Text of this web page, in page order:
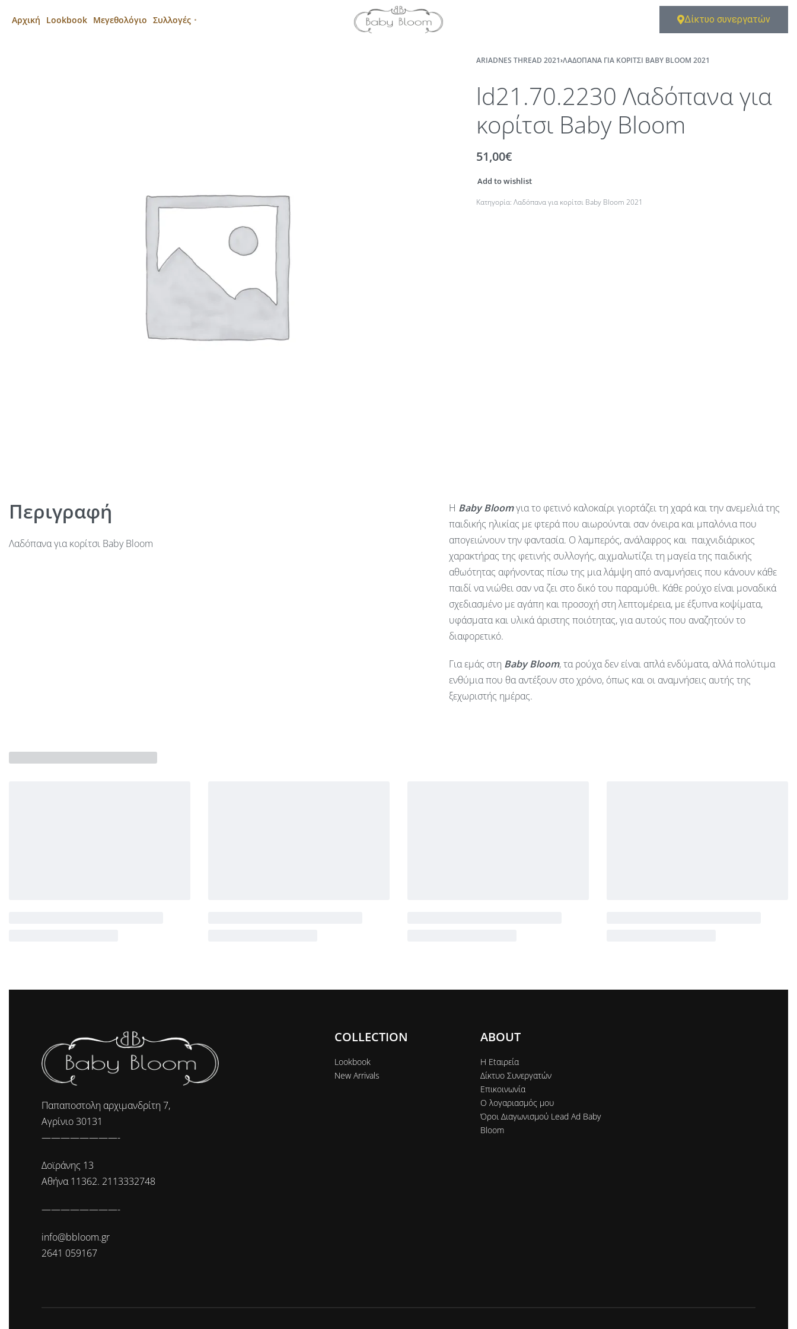
Αρχική Lookbook Μεγεθολόγιο Συλλογές Δίκτυο συνεργατών
ARIADNES THREAD 2021›ΛΑΔΌΠΑΝΑ ΓΙΑ ΚΟΡΊΤΣΙ BABY BLOOM 2021
ld21.70.2230 Λαδόπανα για
κορίτσι Baby Bloom
51,00€
Add to wishlist
Κατηγορία:Λαδόπανα για κορίτσι Baby Bloom 2021
Περιγραφή
Λαδόπανα για κορίτσι Baby Bloom
Η Baby Bloomγια το φετινό καλοκαίρι γιορτάζει τη χαρά και την ανεμελιά της
παιδικής ηλικίας με φτερά που αιωρούνται σαν όνειρα και μπαλόνια που
απογειώνουν την φαντασία. Ο λαμπερός, ανάλαφρος και παιχνιδιάρικος
χαρακτήρας της φετινής συλλογής, αιχμαλωτίζει τη μαγεία της παιδικής
αθωότητας αφήνοντας πίσω της μια λάμψη από αναμνήσεις που κάνουν κάθε
παιδί να νιώθει σαν να ζει στο δικό του παραμύθι. Κάθε ρούχο είναι μοναδικά
σχεδιασμένο με αγάπη και προσοχή στη λεπτομέρεια, με έξυπνα κοψίματα,
υφάσματα και υλικά άριστης ποιότητας, για αυτούς που αναζητούν το
διαφορετικό.
Για εμάς στη Baby Bloom, τα ρούχα δεν είναι απλά ενδύματα, αλλά πολύτιμα
ενθύμια που θα αντέξουν στο χρόνο, όπως και οι αναμνήσεις αυτής της
ξεχωριστής ημέρας.
Παπαποστολη αρχιμανδρίτη 7,
Αγρίνιο 30131
————————-
Δοϊράνης 13
Αθήνα 11362. 2113332748
————————-
info@bbloom.gr
2641 059167
COLLECTION
Lookbook
New Arrivals
ABOUT
Η Εtαιρεία
Δίκτυο Συνεργατών
Επικοινωνία
Ο λογαριασμός μου
Όροι Διαγωνισμού Lead Ad Baby
Bloom